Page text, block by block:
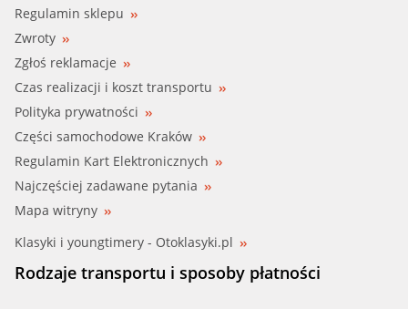
Regulamin sklepu
Zwroty
Zgłoś reklamacje
Czas realizacji i koszt transportu
Polityka prywatności
Części samochodowe Kraków
Regulamin Kart Elektronicznych
Najczęściej zadawane pytania
Mapa witryny
Klasyki i youngtimery - Otoklasyki.pl
Rodzaje transportu i sposoby płatności